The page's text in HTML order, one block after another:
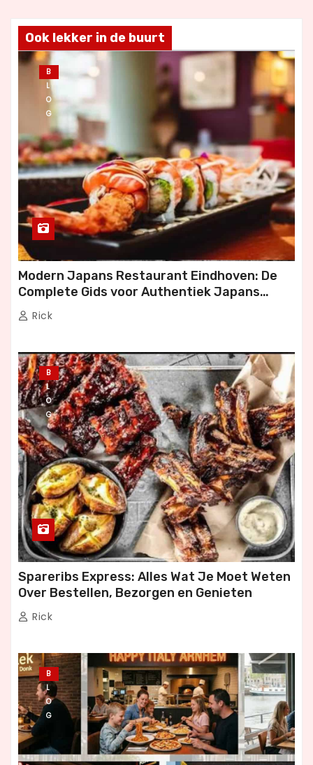
Ook lekker in de buurt
B
L
O
G
Modern Japans Restaurant Eindhoven: De
Complete Gids voor Authentiek Japans
Dineren
Rick
B
L
O
G
Spareribs Express: Alles Wat Je Moet Weten
Over Bestellen, Bezorgen en Genieten
Rick
B
L
O
G